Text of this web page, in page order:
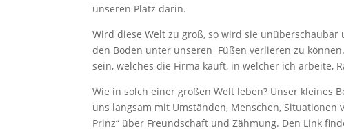
unseren Platz darin.
Wird diese Welt zu groß, so wird sie
den Boden unter unseren Füßen verlieren zu
sein, welches die Firma kauft, in welcher ich
Wie in solch einer großen Welt leben? Unser kleines
uns langsam mit Umständen, Menschen,
Prinz“ über Freundschaft und Zähmung. Den Link